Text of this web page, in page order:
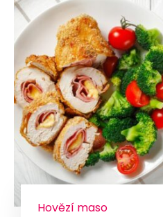
Hovězí maso